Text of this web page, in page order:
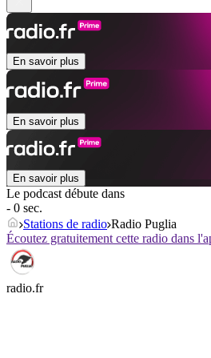
En savoir plus
En savoir plus
En savoir plus
Le podcast débute dans
- 0 sec.
Stations de radio Radio Puglia
Écoutez gratuitement cette radio dans
radio.fr